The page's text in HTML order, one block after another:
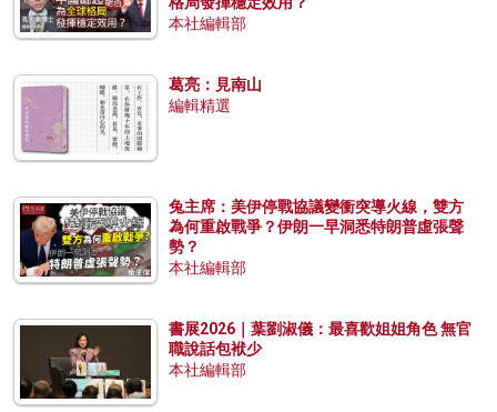
本社編輯部
葛亮：見南山
編輯精選
兔主席：美伊停戰協議變衝突導火線，雙方
為何重啟戰爭？伊朗一早洞悉特朗普虛張聲
勢？
本社編輯部
書展2026｜葉劉淑儀：最喜歡姐姐角色 無官
職說話包袱少
本社編輯部